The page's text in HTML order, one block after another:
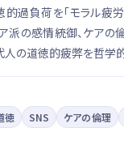
過負荷を「モラル疲労
派の感情統御、ケアの
の道徳的疲弊を哲学的
徳 SNS ケアの倫理